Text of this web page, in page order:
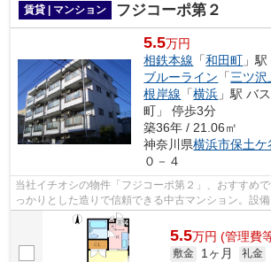
賃貸 | マンション フジコーポ第２
5.5万円
相鉄本線 「和田町 」
ブルーライン 「三ツ沢
根岸線 「横浜 」駅 バ
町」 停歩3分
築36年 / 21.06㎡
神奈川県横浜市保土ケ
０－４
当社イチオシの物件「フジコーポ第２」、おすすめ
っかりとした造りで信頼できる中古マンション。設
こだわりのあるマンション。駐輪場付...
5.5万円 (管理費
敷金 1ヶ月 礼金